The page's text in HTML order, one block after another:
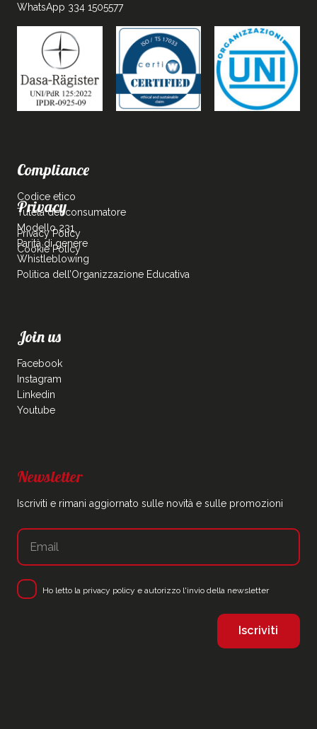
WhatsApp 334 1505577
Compliance
Codice etico
Tutela del consumatore
Modello 231
Parità di genere
Whistleblowing
Politica dell’Organizzazione Educativa
Privacy
Privacy Policy
Cookie Policy
Join us
Facebook
Instagram
Linkedin
Youtube
Newsletter
Iscriviti e rimani aggiornato sulle novità e sulle promozioni
Ho letto la privacy policy e autorizzo l'invio della newsletter